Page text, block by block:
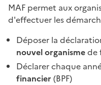
MAF permet aux
d'effectuer les
Déposer la
nouvel organismede
Déclarer chaque
financier (BPF)